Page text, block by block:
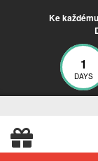
Ke
1
DAYS